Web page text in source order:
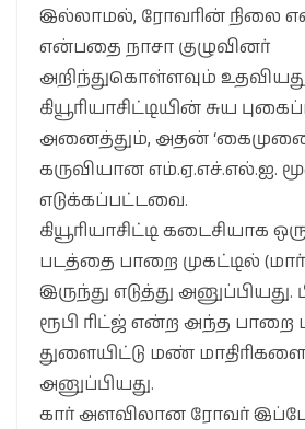
இல்லாமல், ரோவரின் நிலை
என்பதை நாசா குழுவினர்
அறிந்துகொள்ளவும்
கியூரியாசிட்டியின் சுய
அனைத்தும், அதன்
கருவியான எம்.ஏ.எச்.எல்.ஐ.
எடுக்கப்பட்டவை.
கியூரியாசிட்டி கடைசியாக
படத்தை பாறை முகட்டில்
இருந்து எடுத்து
ரூபி ரிட்ஜ் என்ற அந்த பாறை
துளையிட்டு மண் மாதிரிகளை
அனுப்பியது.
கார் அளவிலான ரோவர்